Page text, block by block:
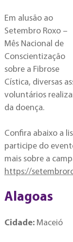
Em alusão ao
Setembro Roxo –
Mês Nacional de
Conscientização
sobre a Fibrose
Cística, diversas
voluntários
da doença.
Confira abaixo a
participe do
mais sobre a
https://
Alagoas
Cidade: Maceió